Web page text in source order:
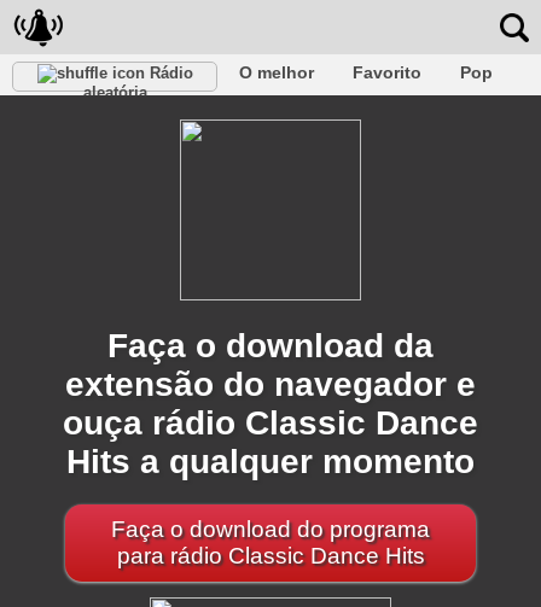
Rádio
aleatória
O melhor Favorito
Pop
Jazz
Faça o download da
extensão do navegador e
ouça rádio Classic Dance
Hits a qualquer momento
Faça o download do programa
para rádio Classic Dance Hits